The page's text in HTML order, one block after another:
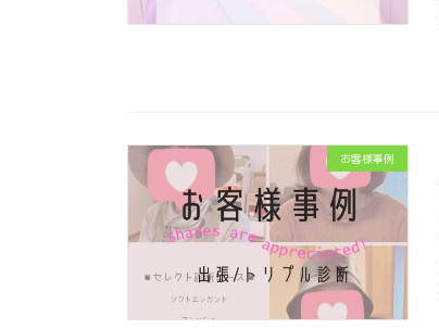
お客様事例